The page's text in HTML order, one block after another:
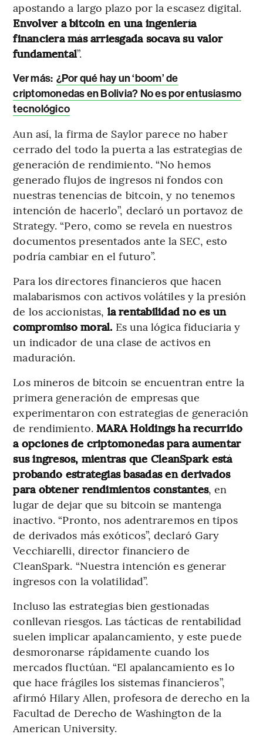
apostando a largo plazo por la escasez digital.
Envolver a bitcoin en una ingeniería
financiera más arriesgada socava su valor
fundamental”.
Ver más: ¿Por qué hay un ‘boom’ de
criptomonedas en Bolivia? No es por entusiasmo
tecnológico
Aun así, la firma de Saylor parece no haber
cerrado del todo la puerta a las estrategias de
generación de rendimiento. “No hemos
generado flujos de ingresos ni fondos con
nuestras tenencias de bitcoin, y no tenemos
intención de hacerlo”, declaró un portavoz de
Strategy. “Pero, como se revela en nuestros
documentos presentados ante la SEC, esto
podría cambiar en el futuro”.
Para los directores financieros que hacen
malabarismos con activos volátiles y la presión
de los accionistas, la rentabilidad no es un
compromiso moral. Es una lógica fiduciaria y
un indicador de una clase de activos en
maduración.
Los mineros de bitcoin se encuentran entre la
primera generación de empresas que
experimentaron con estrategias de generación
de rendimiento.MARA Holdings ha recurrido
a opciones de criptomonedas para aumentar
sus ingresos, mientras que CleanSpark está
probando estrategias basadas en derivados
para obtener rendimientos constantes, en
lugar de dejar que su bitcoin se mantenga
inactivo. “Pronto, nos adentraremos en tipos
de derivados más exóticos”, declaró Gary
Vecchiarelli, director financiero de
CleanSpark. “Nuestra intención es generar
ingresos con la volatilidad”.
Incluso las estrategias bien gestionadas
conllevan riesgos. Las tácticas de rentabilidad
suelen implicar apalancamiento, y este puede
desmoronarse rápidamente cuando los
mercados fluctúan. “El apalancamiento es lo
que hace frágiles los sistemas financieros”,
afirmó Hilary Allen, profesora de derecho en la
Facultad de Derecho de Washington de la
American University.